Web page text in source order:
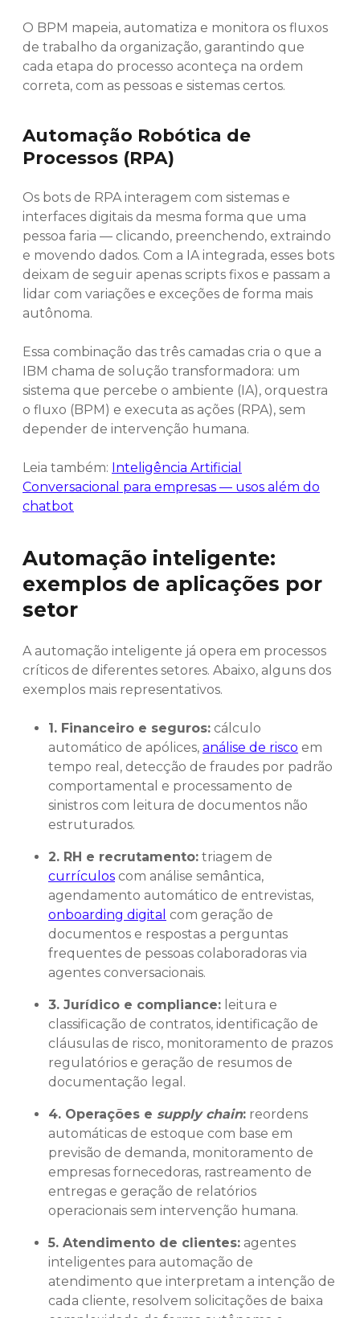
O BPM mapeia, automatiza e monitora os fluxos
de trabalho da organização, garantindo que
cada etapa do processo aconteça na ordem
correta, com as pessoas e sistemas certos.
Automação Robótica de
Processos (RPA)
Os bots de RPA interagem com sistemas e
interfaces digitais da mesma forma que uma
pessoa faria — clicando, preenchendo, extraindo
e movendo dados. Com a IA integrada, esses bots
deixam de seguir apenas scripts fixos e passam a
lidar com variações e exceções de forma mais
autônoma.
Essa combinação das três camadas cria o que a
IBM chama de solução transformadora: um
sistema que percebe o ambiente (IA), orquestra
o fluxo (BPM) e executa as ações (RPA), sem
depender de intervenção humana.
Leia também: Inteligência Artificial
Conversacional para empresas — usos além do
chatbot
Automação inteligente:
exemplos de aplicações por
setor
A automação inteligente já opera em processos
críticos de diferentes setores. Abaixo, alguns dos
exemplos mais representativos.
1. Financeiro e seguros: cálculo
automático de apólices, análise de risco em
tempo real, detecção de fraudes por padrão
comportamental e processamento de
sinistros com leitura de documentos não
estruturados.
2. RH e recrutamento: triagem de
currículos com análise semântica,
agendamento automático de entrevistas,
onboarding digital com geração de
documentos e respostas a perguntas
frequentes de pessoas colaboradoras via
agentes conversacionais.
3. Jurídico e compliance: leitura e
classificação de contratos, identificação de
cláusulas de risco, monitoramento de prazos
regulatórios e geração de resumos de
documentação legal.
4. Operações e supply chain: reordens
automáticas de estoque com base em
previsão de demanda, monitoramento de
empresas fornecedoras, rastreamento de
entregas e geração de relatórios
operacionais sem intervenção humana.
5. Atendimento de clientes: agentes
inteligentes para automação de
atendimento que interpretam a intenção de
cada cliente, resolvem solicitações de baixa